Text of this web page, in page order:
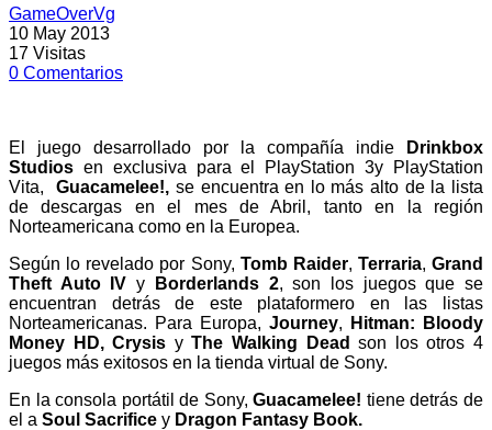
GameOverVg
10 May 2013
17 Visitas
0 Comentarios
El juego desarrollado por la compañía indie
Drinkbox
Studios en exclusiva para el PlayStation 3y PlayStation
Vita,
Guacamelee!, se encuentra en lo más alto de la lista
de descargas en el mes de Abril, tanto en la región
Norteamericana como en la Europea.
Según lo revelado por Sony, Tomb Raider, Terraria, Grand
Theft Auto IV y Borderlands 2, son los juegos que se
encuentran detrás de este plataformero en las listas
Norteamericanas. Para Europa, Journey, Hitman: Bloody
Money HD, Crysis yThe Walking Dead son los otros 4
juegos más exitosos en la tienda virtual de Sony.
En la consola portátil de Sony,Guacamelee! tiene detrás de
el a Soul Sacrifice y Dragon Fantasy Book.